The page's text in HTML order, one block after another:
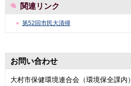
関連リンク
第52回市民大清掃
お問い合わせ
大村市保健環境連合会（環境保全課内）